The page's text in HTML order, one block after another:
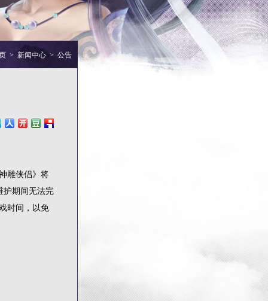
> 新闻中心 > 公告
雕侠侣》将
护期间无法完
时间，以免